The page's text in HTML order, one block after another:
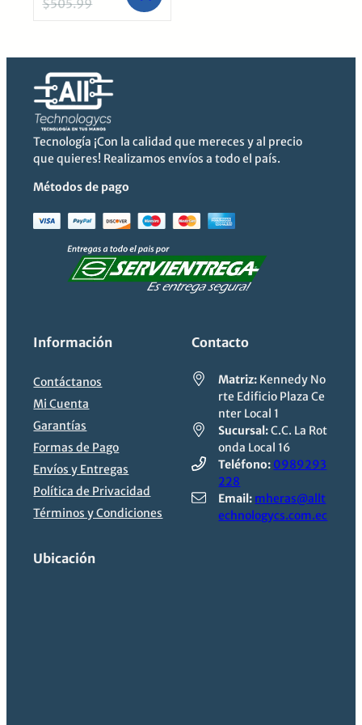
$505.99
original
era:
$505.99.
actual
es:
$439.99.
Tecnología ¡Con la calidad que mereces y al precio
que quieres! Realizamos envíos a todo el país.
Métodos de pago
Información
Contáctanos
Mi Cuenta
Garantías
Formas de Pago
Envíos y Entregas
Política de Privacidad
Términos y Condiciones
Contacto
Matriz: Kennedy No
rte Edificio Plaza Ce
nter Local 1
Sucursal:C.C. La Rot
onda Local 16
Teléfono: 0989293
228
Email: mheras@allt
echnologycs.com.ec
Ubicación